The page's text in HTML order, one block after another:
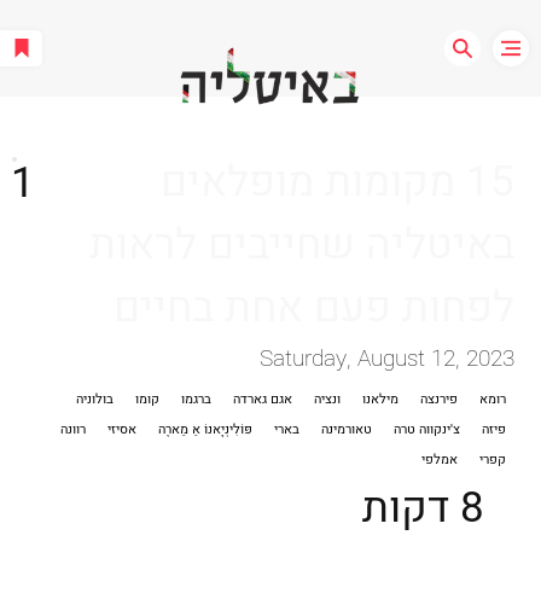
Saturday, August 12, 2023
8 דקות
רומא פירנצה מילאנו ונציה אגם גארדה ברגמו קומו
בולוניה
פיזה
צ'ינקווה טרה טאורמינה בארי פּוֹלִינְיָאנוֹ אַ מַארֶה אסיזי
רוונה
קפרי
אמלפי
1